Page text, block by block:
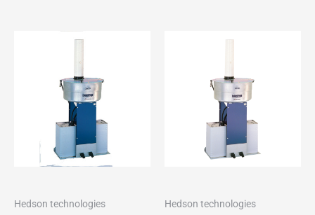
Hedson technologies Hedson technologies